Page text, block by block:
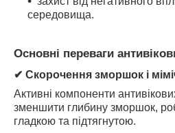
середовища.
Основні переваги
✔ Скорочення зморшок і
Активні компоненти
зменшити глибину зморшок,
гладкою та підтягнутою.